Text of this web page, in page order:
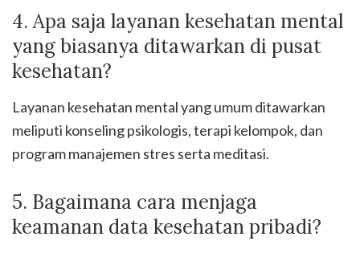
4. Apa saja layanan kesehatan mental
yang biasanya ditawarkan di pusat
kesehatan?
Layanan kesehatan mental yang umum ditawarkan
meliputi konseling psikologis, terapi kelompok, dan
program manajemen stres serta meditasi.
5. Bagaimana cara menjaga
keamanan data kesehatan pribadi?